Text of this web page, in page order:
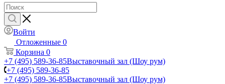
Войти
Отложенные 0
Корзина 0
+7 (495) 589-36-85Выставочный зал (Шоу рум)
+7 (495) 589-36-85
+7 (495) 589-36-85Выставочный зал (Шоу рум)